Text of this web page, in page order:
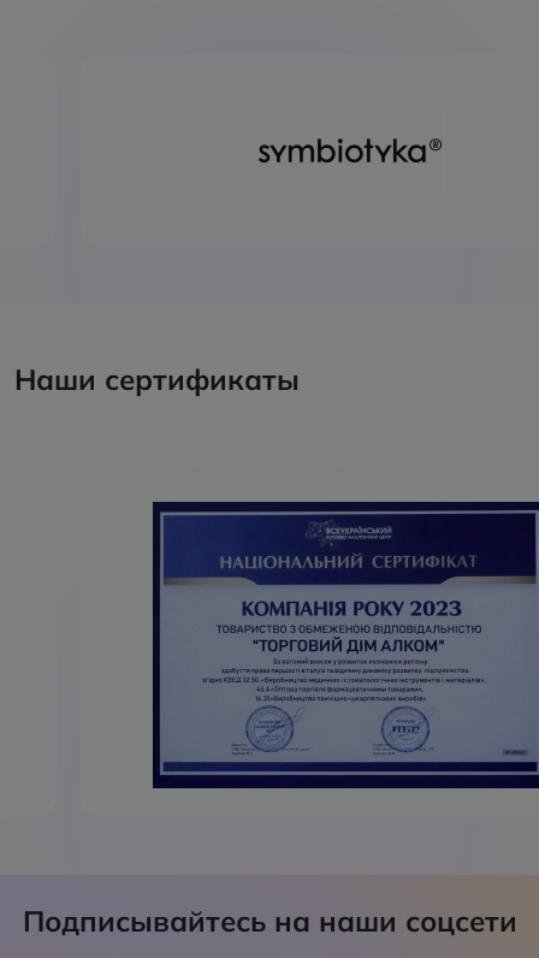
Наши сертификаты
Подписывайтесь на наши соцсети